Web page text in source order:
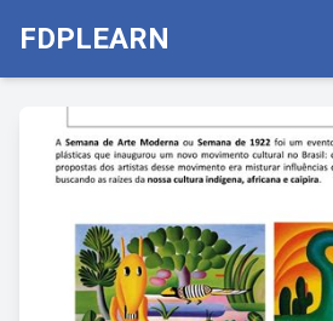
FDPLEARN